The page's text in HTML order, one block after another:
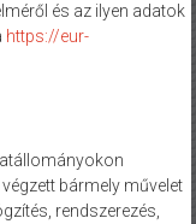
és az ilyen adatok
https://eur-
bármely művelet
rendszerezés,